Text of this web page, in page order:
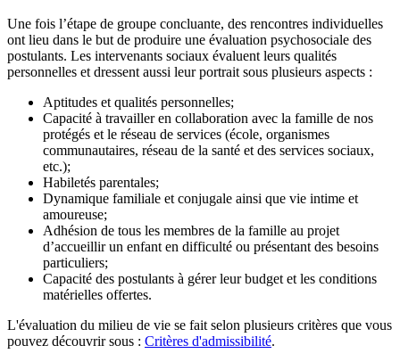
Une fois l’étape de groupe concluante, des rencontres individuelles
ont lieu dans le but de produire une évaluation psychosociale des
postulants. Les intervenants sociaux évaluent leurs qualités
personnelles et dressent aussi leur portrait sous plusieurs aspects :
Aptitudes et qualités personnelles;
Capacité à travailler en collaboration avec la famille de nos
protégés et le réseau de services (école, organismes
communautaires, réseau de la santé et des services sociaux,
etc.);
Habiletés parentales;
Dynamique familiale et conjugale ainsi que vie intime et
amoureuse;
Adhésion de tous les membres de la famille au projet
d’accueillir un enfant en difficulté ou présentant des besoins
particuliers;
Capacité des postulants à gérer leur budget et les conditions
matérielles offertes.
L'évaluation du milieu de vie se fait selon plusieurs critères que vous
pouvez découvrir sous : Critères d'admissibilité.